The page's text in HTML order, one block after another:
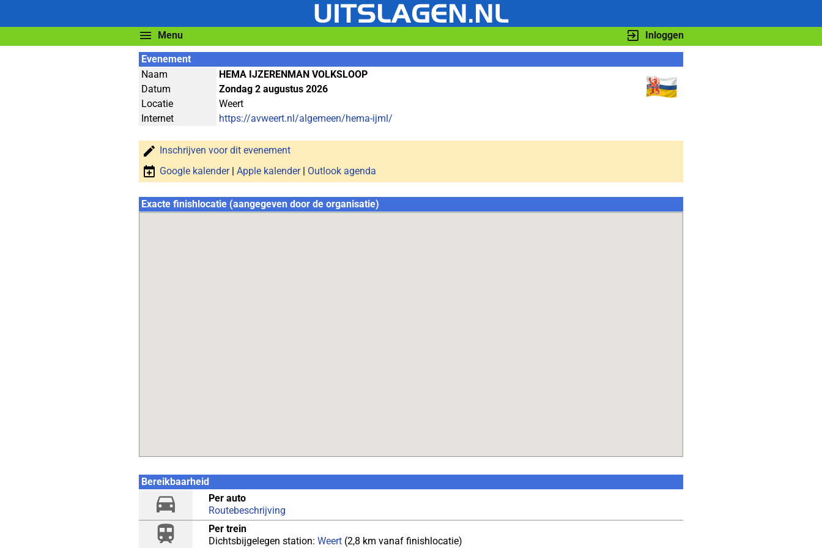
Menu Inloggen
Evenement
Naam
HEMA IJZERENMAN VOLKSLOOP
Datum
Zondag 2 augustus 2026
Locatie
Weert
Internet
https://avweert.nl/algemeen/hema-ijml/
Inschrijven voor dit evenement
Google kalender| Apple kalender| Outlook agenda
Exacte finishlocatie (aangegeven door de organisatie)
Bereikbaarheid
Per auto
Routebeschrijving
Per trein
Dichtsbijgelegen station: Weert (2,8 km vanaf finishlocatie)